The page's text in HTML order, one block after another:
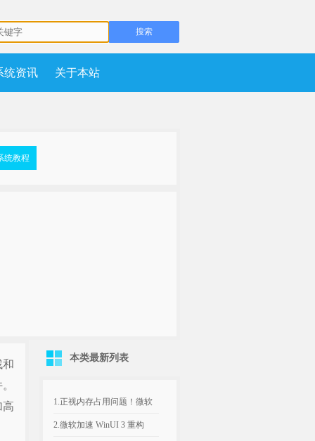
统资讯 关于本站
统教程
本类最新列表
1.正视内存占用问题！微软
计划年底优化Win11，改善
2.微软加速 WinUI 3 重构